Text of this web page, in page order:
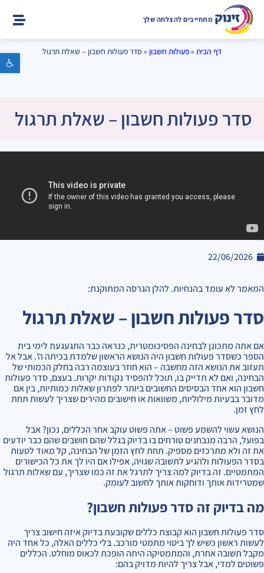
פתח סרגל נגישות
מתחייבים להצלחה שלך
דף הבית »פעולות חשבון » סדר פעולות חשבון – שאלת תרגול
סדר פעולות חשבון – שאלת תרגול
22/06/2026
המאמר לא עומד בהנחיות. להלן הגרסה המתוקנת:
סדר פעולות חשבון – שאלת תרגול
אם אתה מתכונן לבחינה הפסיכומטרית, כנראה כבר התגעגעת לימי בית
הספר כשסדר פעולות חשבון היה הנושא הראשון שלמדת בכיתה ה'. אבל אל
תעזוב את הנושא הזה מחשבה – הוא חוזר בעוצמה רבה בחלק הכמותי של
הבחינה, ואם לא תדייק בו, תוכל להפסיד נקודות יקרות. בעצם, סדר פעולות
חשבון הוא אחד הבסיסים החשובים ביותר לפתרון שאלות כמותיות, בין אם
מדובר בבעיות מילוליות, משוואות או חישובים מהירים שצריך לעשות תחת
לחץ זמן.
הנושא עשוי להשמע פשוט – אתה פשוט עוקב אחר הכללים, נכון? אבל
בפועל, הרבה מנבחנים טורחים בו בדיוק בגלל שהם חושבים שהם כבר יודעים
את זה ולא מתרכזים מספיק. תחת לחץ הזמן של הבחינה, קל מאוד לטעות
בסדר הפעולות ולהגיע לתשובה שגויה, אפילו אם היו לך את כל הכישורים
המתמטיים. זה בדיוק למה צריך לתרגל את זה כמו שצריך, עם שאלות תרגול
שמטרידות אותך ודוחקות אותך לחשוב לעומק.
מה בדיוק זה סדר פעולות חשבון?
סדר פעולות חשבון הוא קבוצת כללים שקובעת בדיוק איזה חישוב צריך
לעשות ראשון כשיש לך ביטוי מתמטי מורכב. בלי כללים האלה, כל אחד היה
מקבל תשובה אחרת, והמתמטיקה היתה הופכת לכאוס מוחלט. הכללים
פשוטים למדי, אבל צריך להיות מדויק בהם: